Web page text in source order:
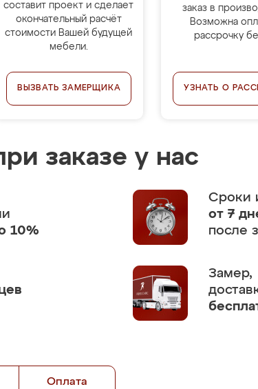
составит проект и сделает
окончательный расчёт
стоимости Вашей будущей
мебели.
ВЫЗВАТЬ ЗАМЕРЩИКА
заказ в
Возможна
рассрочку
УЗНАТЬ О
заказе у нас
10%
Сроки
от 7
после
Замер,
Оплата